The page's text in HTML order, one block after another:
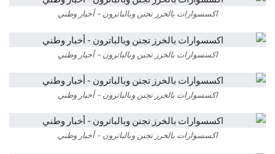
اكسسوارات بالخرز تجنن وبالباترون – أخبار وطني
اكسسوارات بالخرز تجنن وبالباترون – أخبار وطني
اكسسوارات بالخرز تجنن وبالباترون – أخبار وطني
اكسسوارات بالخرز تجنن وبالباترون – أخبار وطني